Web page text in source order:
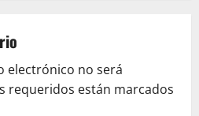
electrónico no será
requeridos están marcados